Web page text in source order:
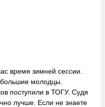
время зимней сессии.
молодцы.
поступили в ТОГУ. Судя
лучше. Если не знаете